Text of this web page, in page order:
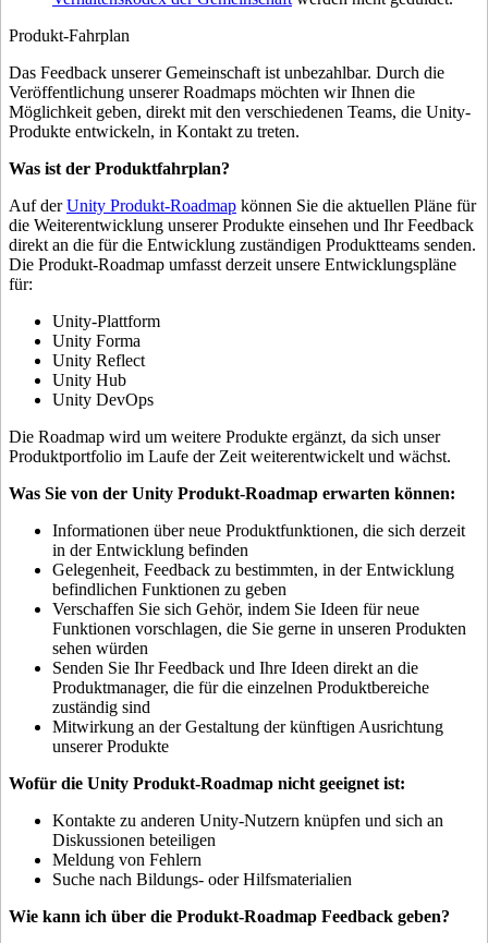
Produkt-Fahrplan
Das Feedback unserer Gemeinschaft ist unbezahlbar. Durch die
Veröffentlichung unserer Roadmaps möchten wir Ihnen die
Möglichkeit geben, direkt mit den verschiedenen Teams, die Unity-
Produkte entwickeln, in Kontakt zu treten.
Was ist der Produktfahrplan?
Auf derUnity Produkt-Roadmap können Sie die aktuellen Pläne für
die Weiterentwicklung unserer Produkte einsehen und Ihr Feedback
direkt an die für die Entwicklung zuständigen Produktteams senden.
Die Produkt-Roadmap umfasst derzeit unsere Entwicklungspläne
für:
Unity-Plattform
Unity Forma
Unity Reflect
Unity Hub
Unity DevOps
Die Roadmap wird um weitere Produkte ergänzt, da sich unser
Produktportfolio im Laufe der Zeit weiterentwickelt und wächst.
Was Sie von der Unity Produkt-Roadmap erwarten können:
Informationen über neue Produktfunktionen, die sich derzeit
in der Entwicklung befinden
Gelegenheit, Feedback zu bestimmten, in der Entwicklung
befindlichen Funktionen zu geben
Verschaffen Sie sich Gehör, indem Sie Ideen für neue
Funktionen vorschlagen, die Sie gerne in unseren Produkten
sehen würden
Senden Sie Ihr Feedback und Ihre Ideen direkt an die
Produktmanager, die für die einzelnen Produktbereiche
zuständig sind
Mitwirkung an der Gestaltung der künftigen Ausrichtung
unserer Produkte
Wofür die Unity Produkt-Roadmap nicht geeignet ist:
Kontakte zu anderen Unity-Nutzern knüpfen und sich an
Diskussionen beteiligen
Meldung von Fehlern
Suche nach Bildungs- oder Hilfsmaterialien
Wie kann ich über die Produkt-Roadmap Feedback geben?